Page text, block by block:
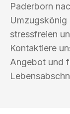
Paderborn
Umzugskönig
stressfreien
Kontaktiere
Angebot und